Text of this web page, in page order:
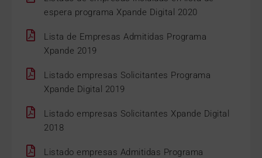
espera programa Xpande Digital 2020
Lista de Empresas Admitidas Programa
Xpande 2019
Listado empresas Solicitantes Programa
Xpande Digital 2019
Listado empresas Solicitantes Xpande Digital
2018
Listado empresas Admitidas Programa